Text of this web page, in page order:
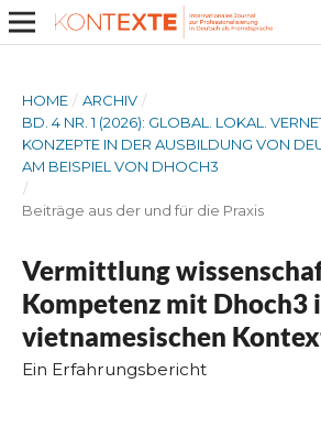
HOME / ARCHIV /
BD. 4 NR. 1 (2026): GLOBAL. LOKAL.
KONZEPTE IN DER AUSBILDUNG VON
AM BEISPIEL VON DHOCH3
/
Beiträge aus der und für die Praxis
Vermittlung
Kompetenz mit Dhoch3
vietnamesischen
Ein Erfahrungsbericht